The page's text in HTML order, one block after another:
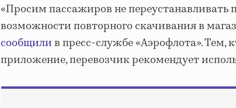
«Просим пассажиров не переустанавливать
возможности повторного скачивания в
сообщилив пресс-службе «Аэрофлота». Тем,
приложение, перевозчик рекомендует